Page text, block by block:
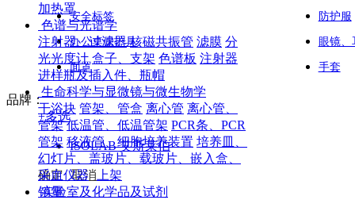
加热罩
色谱与光谱学
注射器、过滤器 核磁共振管 滤膜 分
光光度计 盒子、支架 色谱板 注射器
进样瓶及插入件、瓶帽
生命科学与显微镜与微生物学
干浴块 管架、管盒 离心管 离心管、
管架 低温管、低温管架 PCR条、PCR
管架 移液管、细胞培养装置 培养皿、
幻灯片、盖玻片、载玻片、嵌入盒、
采血仪器
实验室及化学品及试剂
安全标签 防护服
办公桌保护具 眼镜、
面罩 手套
品牌：
+多选
ISOLAB 艾斯莱伯
确定 取消 上架
销量